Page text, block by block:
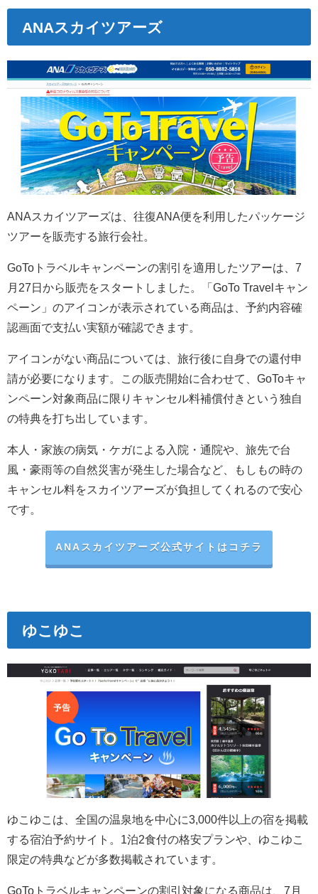
ANAスカイツアーズ
ANAスカイツアーズは、往復ANA便を利用したパッケージ
ツアーを販売する旅行会社。
GoToトラベルキャンペーンの割引を適用したツアーは、 7
月27日から販売をスタートしました。
「GoTo Travelキャン
ペーン」のアイコンが表示されている商品は、予約内容確
認画面で支払い実額が確認できます。
アイコンがない商品については、旅行後に自身での還付申
請が必要になります。この販売開始に合わせて、 GoToキャ
ンペーン対象商品に限りキャンセル料補償付き という独自
の特典を打ち出しています。
本人・家族の病気・ケガによる入院・通院や、旅先で台
風・豪雨等の自然災害が発生した場合など、もしもの時の
キャンセル料をスカイツアーズが負担してくれるので安心
です。
ANAスカイツアーズ公式サイトはコチラ
ゆこゆこ
ゆこゆこは、全国の温泉地を中心に3,000件以上の宿を掲載
する宿泊予約サイト。1泊2食付の格安プランや、ゆこゆこ
限定の特典などが多数掲載されています。
GoToトラベルキャンペーンの割引対象になる商品は、 7月